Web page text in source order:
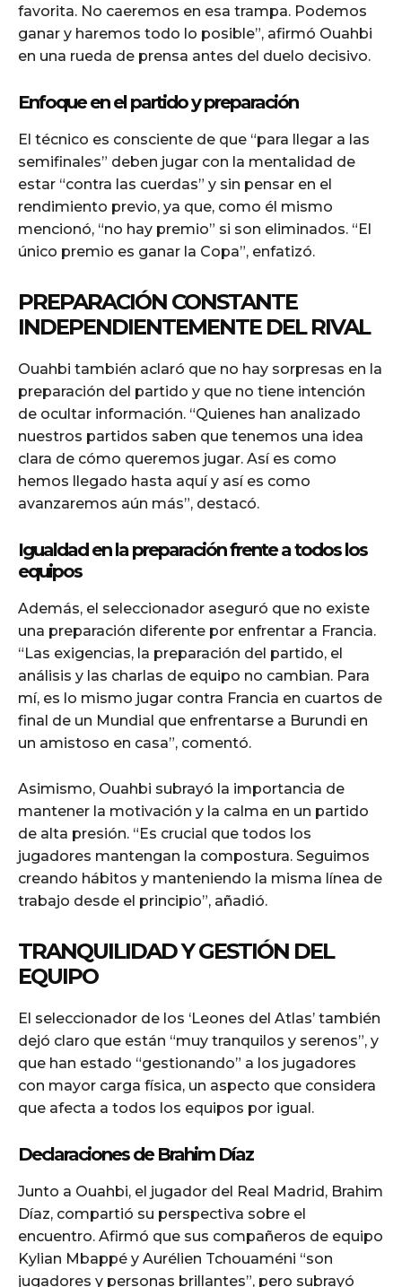
favorita. No caeremos en esa trampa. Podemos
ganar y haremos todo lo posible”, afirmó Ouahbi
en una rueda de prensa antes del duelo decisivo.
Enfoque en el partido y preparación
El técnico es consciente de que “para llegar a las
semifinales” deben jugar con la mentalidad de
estar “contra las cuerdas” y sin pensar en el
rendimiento previo, ya que, como él mismo
mencionó, “no hay premio” si son eliminados. “El
único premio es ganar la Copa”, enfatizó.
PREPARACIÓN CONSTANTE
INDEPENDIENTEMENTE DEL RIVAL
Ouahbi también aclaró que no hay sorpresas en la
preparación del partido y que no tiene intención
de ocultar información. “Quienes han analizado
nuestros partidos saben que tenemos una idea
clara de cómo queremos jugar. Así es como
hemos llegado hasta aquí y así es como
avanzaremos aún más”, destacó.
Igualdad en la preparación frente a todos los
equipos
Además, el seleccionador aseguró que no existe
una preparación diferente por enfrentar a Francia.
“Las exigencias, la preparación del partido, el
análisis y las charlas de equipo no cambian. Para
mí, es lo mismo jugar contra Francia en cuartos de
final de un Mundial que enfrentarse a Burundi en
un amistoso en casa”, comentó.
Asimismo, Ouahbi subrayó la importancia de
mantener la motivación y la calma en un partido
de alta presión. “Es crucial que todos los
jugadores mantengan la compostura. Seguimos
creando hábitos y manteniendo la misma línea de
trabajo desde el principio”, añadió.
TRANQUILIDAD Y GESTIÓN DEL
EQUIPO
El seleccionador de los ‘Leones del Atlas’ también
dejó claro que están “muy tranquilos y serenos”, y
que han estado “gestionando” a los jugadores
con mayor carga física, un aspecto que considera
que afecta a todos los equipos por igual.
Declaraciones de Brahim Díaz
Junto a Ouahbi, el jugador del Real Madrid, Brahim
Díaz, compartió su perspectiva sobre el
encuentro. Afirmó que sus compañeros de equipo
Kylian Mbappé y Aurélien Tchouaméni “son
jugadores y personas brillantes”, pero subrayó